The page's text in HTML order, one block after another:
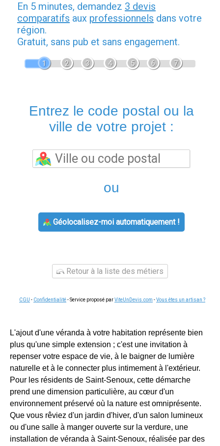
En 5 minutes, demandez 3 devis
comparatifs aux professionnels dans votre
région.
Gratuit, sans pub et sans engagement.
1 2 3 4 5 6 7
Entrez le code postal ou la
ville de votre projet :
ou
Géolocalisez-moi automatiquement !
Retour à la liste des métiers
CGU - Confidentialité- Service proposé parViteUnDevis.com -Vous êtes un artisan ?
L'ajout d'une véranda à votre habitation représente bien
plus qu'une simple extension ; c'est une invitation à
repenser votre espace de vie, à le baigner de lumière
naturelle et à le connecter plus intimement à l'extérieur.
Pour les résidents de Saint-Senoux, cette démarche
prend une dimension particulière, au cœur d'un
environnement préservé où la nature est omniprésente.
Que vous rêviez d'un jardin d'hiver, d'un salon lumineux
ou d'une salle à manger ouverte sur la verdure, une
installation de véranda à Saint-Senoux, réalisée par des